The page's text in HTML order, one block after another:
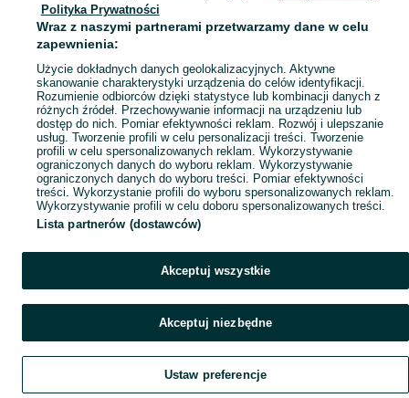
Mapa ministron
Popularne wyszukiwania
Szukaj Obserwujesz Dodaj
Polityka Prywatności
Wraz z naszymi partnerami przetwarzamy dane w celu
zapewnienia:
Użycie dokładnych danych geolokalizacyjnych. Aktywne
skanowanie charakterystyki urządzenia do celów identyfikacji.
Rozumienie odbiorców dzięki statystyce lub kombinacji danych z
różnych źródeł. Przechowywanie informacji na urządzeniu lub
dostęp do nich. Pomiar efektywności reklam. Rozwój i ulepszanie
usług. Tworzenie profili w celu personalizacji treści. Tworzenie
profili w celu spersonalizowanych reklam. Wykorzystywanie
ograniczonych danych do wyboru reklam. Wykorzystywanie
ograniczonych danych do wyboru treści. Pomiar efektywności
treści. Wykorzystanie profili do wyboru spersonalizowanych reklam.
Wykorzystywanie profili w celu doboru spersonalizowanych treści.
Lista partnerów (dostawców)
Akceptuj wszystkie
Akceptuj niezbędne
Ustaw preferencje